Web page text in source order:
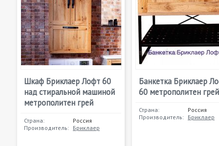
Шкаф Бриклаер Лофт 60
над стиральной машиной
метрополитен грей
Страна:
Россия
Производитель: Бриклаер
Банкетка Бриклаер
60 метрополитен грей
Страна:
Россия
Производитель: Бриклаер